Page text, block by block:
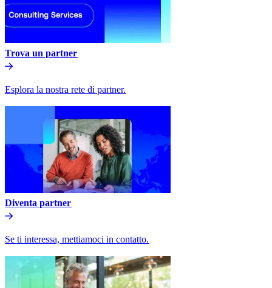
Trova un partner​​
Esplora la nostra rete di partner.​​
Diventa partner​​
Se ti interessa, mettiamoci in contatto.​​